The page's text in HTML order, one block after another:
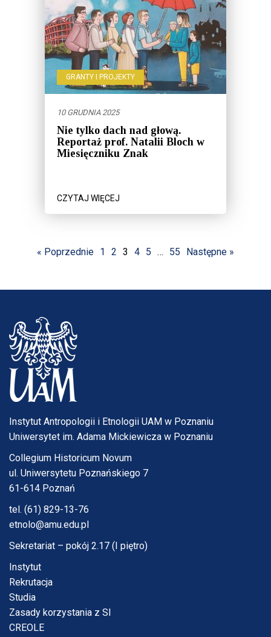
GRANTY I PROJEKTY
10 GRUDNIA 2025
Nie tylko dach nad głową.
Reportaż prof. Natalii Bloch w
Miesięczniku Znak
CZYTAJ WIĘCEJ
« Poprzednie 1 2 3 4 5 … 55 Następne »
Instytut Antropologii i Etnologii UAM w Poznaniu
Uniwersytet im. Adama Mickiewicza w Poznaniu
Collegium Historicum Novum
ul. Uniwersytetu Poznańskiego 7
61-614 Poznań
tel. (61) 829-13-76
etnolo@amu.edu.pl
Sekretariat – pokój 2.17 (I piętro)
Instytut
Rekrutacja
Studia
Zasady korzystania z SI
CREOLE